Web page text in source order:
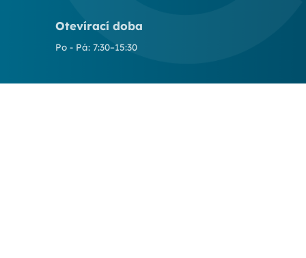
Otevírací doba
Po - Pá: 7:30–15:30